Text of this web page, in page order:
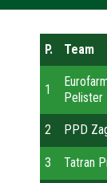
P. Team
1
Pelister
2 PPD
3 Tatran